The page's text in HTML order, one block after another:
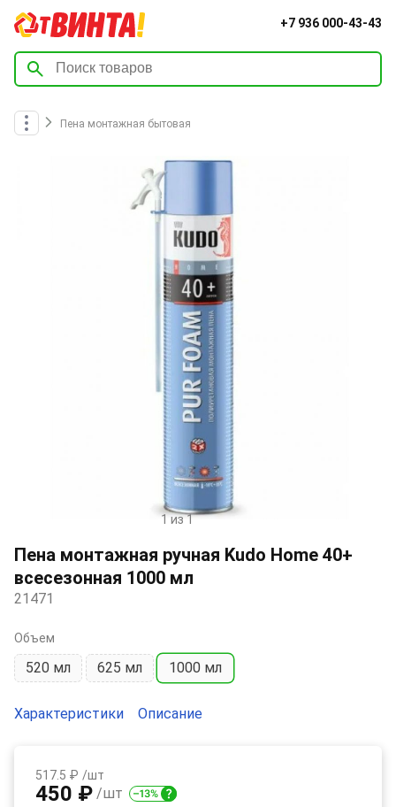
+7 936 000-43-43
Пена монтажная бытовая
1
of
1
1 из 1
Пена монтажная ручная Kudo Home 40+
всесезонная 1000 мл
21471
Объем
520 мл 625 мл 1000 мл
Характеристики Описание
517.5 ₽ /шт
450 ₽ /шт